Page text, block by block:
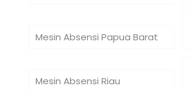
Mesin Absensi Papua Barat
Mesin Absensi Riau